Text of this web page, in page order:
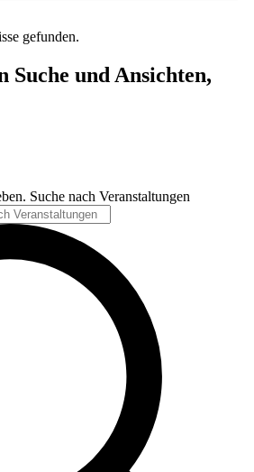
gefunden.
Suche und Ansichten,
Suche nach Veranstaltungen